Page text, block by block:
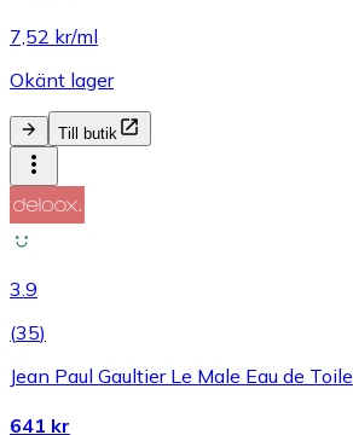
7,52 kr/ml
Okänt lager
Till butik
3.9
(35)
Jean Paul Gaultier Le Male Eau de
641 kr